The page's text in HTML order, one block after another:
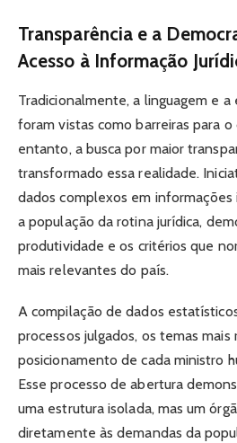
Transparência e a
Acesso à Informação
Tradicionalmente, a linguagem e a
foram vistas como barreiras para o
entanto, a busca por maior
transformado essa realidade.
dados complexos em
a população da rotina jurídica,
produtividade e os critérios que
mais relevantes do país.
A compilação de dados
processos julgados, os temas
posicionamento de cada ministro
Esse processo de abertura
uma estrutura isolada, mas um
diretamente às demandas da